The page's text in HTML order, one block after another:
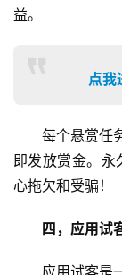
益。
点我
每个悬赏任
即发放赏金。永
心拖欠和受骗！
四，应用试